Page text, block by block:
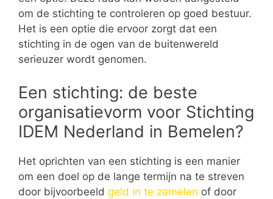
om de stichting te controleren op goed bestuur.
Het is een optie die ervoor zorgt dat een
stichting in de ogen van de buitenwereld
serieuzer wordt genomen.
Een stichting: de beste
organisatievorm voor Stichting
IDEM Nederland in Bemelen?
Het oprichten van een stichting is een manier
om een doel op de lange termijn na te streven
door bijvoorbeeld geld in te zamelen of door